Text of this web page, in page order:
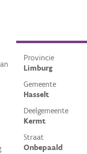
Provincie
Limburg
Gemeente
Hasselt
Deelgemeente
Kermt
Straat
Onbepaald